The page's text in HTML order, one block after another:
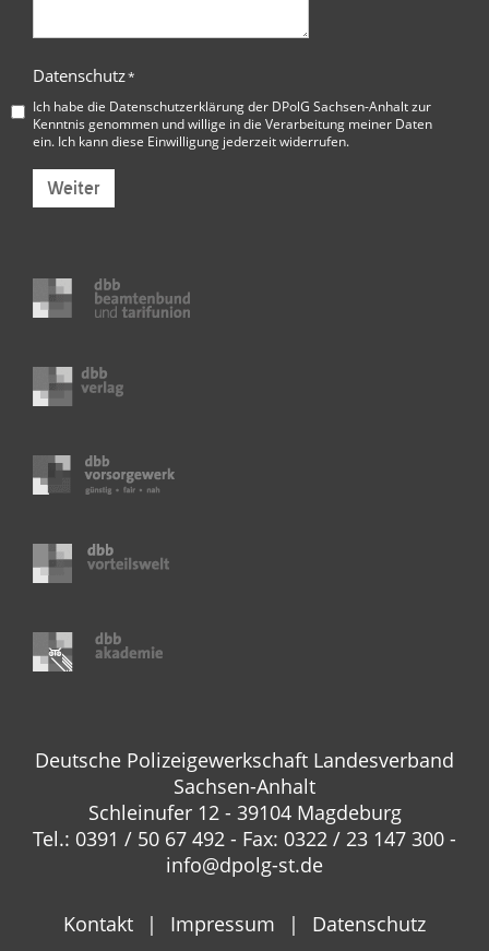
Datenschutz*
Ich habe die Datenschutzerklärung der DPolG Sachsen-Anhaltzur
Kenntnis genommen und willige in die Verarbeitung meiner Daten
ein. Ich kann diese Einwilligung jederzeit widerrufen.
Weiter
Deutsche Polizeigewerkschaft Landesverband
Sachsen-Anhalt
Schleinufer 12 - 39104 Magdeburg
Tel.: 0391 / 50 67 492 - Fax: 0322 / 23 147 300 -
info@dpolg-st.de
Kontakt Impressum Datenschutz